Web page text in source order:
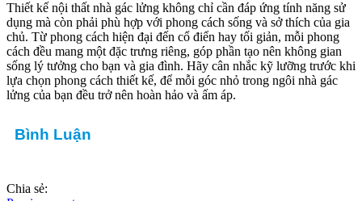
Thiết kế nội thất nhà gác lửng không chỉ cần đáp ứng tính năng sử
dụng mà còn phải phù hợp với phong cách sống và sở thích của gia
chủ. Từ phong cách hiện đại đến cổ điển hay tối giản, mỗi phong
cách đều mang một đặc trưng riêng, góp phần tạo nên không gian
sống lý tưởng cho bạn và gia đình. Hãy cân nhắc kỹ lưỡng trước khi
lựa chọn phong cách thiết kế, để mỗi góc nhỏ trong ngôi nhà gác
lửng của bạn đều trở nên hoàn hảo và ấm áp.
Bình Luận
Chia sẻ: